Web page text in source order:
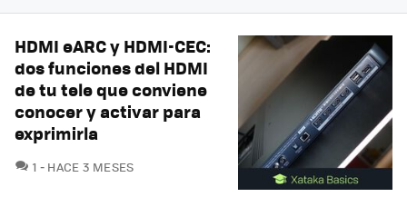
HDMI eARC y HDMI-CEC:
dos funciones del HDMI
de tu tele que conviene
conocer y activar para
exprimirla
1 COMENTARIOS
HACE 3 MESES